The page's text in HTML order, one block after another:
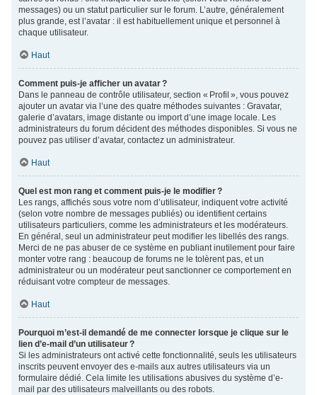
messages) ou un statut particulier sur le forum. L’autre, généralement
plus grande, est l’avatar : il est habituellement unique et personnel à
chaque utilisateur.
Haut
Comment puis-je afficher un avatar ?
Dans le panneau de contrôle utilisateur, section « Profil », vous pouvez
ajouter un avatar via l’une des quatre méthodes suivantes : Gravatar,
galerie d’avatars, image distante ou import d’une image locale. Les
administrateurs du forum décident des méthodes disponibles. Si vous ne
pouvez pas utiliser d’avatar, contactez un administrateur.
Haut
Quel est mon rang et comment puis-je le modifier ?
Les rangs, affichés sous votre nom d’utilisateur, indiquent votre activité
(selon votre nombre de messages publiés) ou identifient certains
utilisateurs particuliers, comme les administrateurs et les modérateurs.
En général, seul un administrateur peut modifier les libellés des rangs.
Merci de ne pas abuser de ce système en publiant inutilement pour faire
monter votre rang : beaucoup de forums ne le tolèrent pas, et un
administrateur ou un modérateur peut sanctionner ce comportement en
réduisant votre compteur de messages.
Haut
Pourquoi m’est-il demandé de me connecter lorsque je clique sur le
lien d’e-mail d’un utilisateur ?
Si les administrateurs ont activé cette fonctionnalité, seuls les utilisateurs
inscrits peuvent envoyer des e-mails aux autres utilisateurs via un
formulaire dédié. Cela limite les utilisations abusives du système d’e-
mail par des utilisateurs malveillants ou des robots.